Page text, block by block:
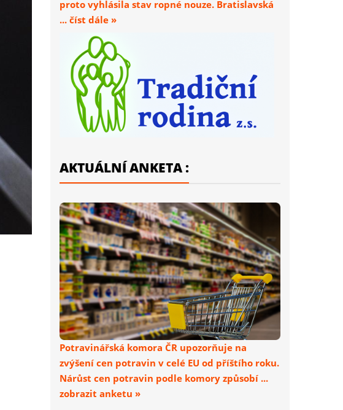
proto vyhlásila stav ropné nouze. Bratislavská
... číst dále »
AKTUÁLNÍ ANKETA :
Potravinářská komora ČR upozorňuje na
zvýšení cen potravin v celé EU od příštího roku.
Nárůst cen potravin podle komory způsobí ...
zobrazit anketu »